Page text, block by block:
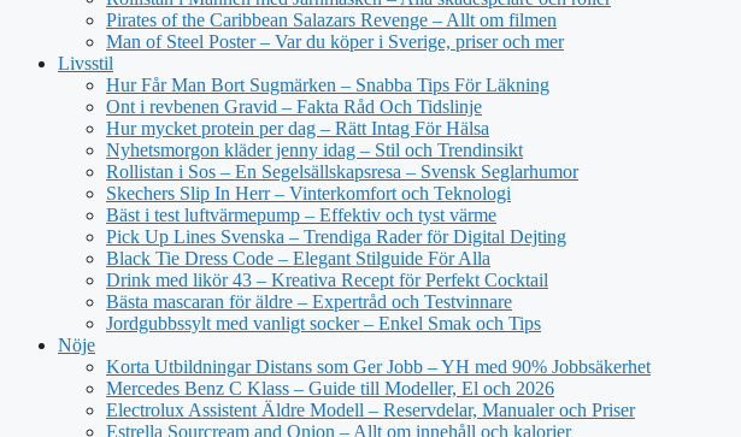
Pirates of the Caribbean Salazars Revenge – Allt om filmen
Man of Steel Poster – Var du köper i Sverige, priser och mer
Livsstil
Hur Får Man Bort Sugmärken – Snabba Tips För Läkning
Ont i revbenen Gravid – Fakta Råd Och Tidslinje
Hur mycket protein per dag – Rätt Intag För Hälsa
Nyhetsmorgon kläder jenny idag – Stil och Trendinsikt
Rollistan i Sos – En Segelsällskapsresa – Svensk Seglarhumor
Skechers Slip In Herr – Vinterkomfort och Teknologi
Bäst i test luftvärmepump – Effektiv och tyst värme
Pick Up Lines Svenska – Trendiga Rader för Digital Dejting
Black Tie Dress Code – Elegant Stilguide För Alla
Drink med likör 43 – Kreativa Recept för Perfekt Cocktail
Bästa mascaran för äldre – Expertråd och Testvinnare
Jordgubbssylt med vanligt socker – Enkel Smak och Tips
Nöje
Korta Utbildningar Distans som Ger Jobb – YH med 90% Jobbsäkerhet
Mercedes Benz C Klass – Guide till Modeller, El och 2026
Electrolux Assistent Äldre Modell – Reservdelar, Manualer och Priser
Estrella Sourcream and Onion – Allt om innehåll och kalorier